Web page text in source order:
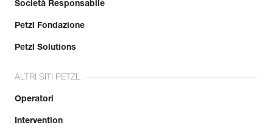
Società Responsabile
Petzl Fondazione
Petzl Solutions
ALTRI SITI PETZL
Operatori
Intervention